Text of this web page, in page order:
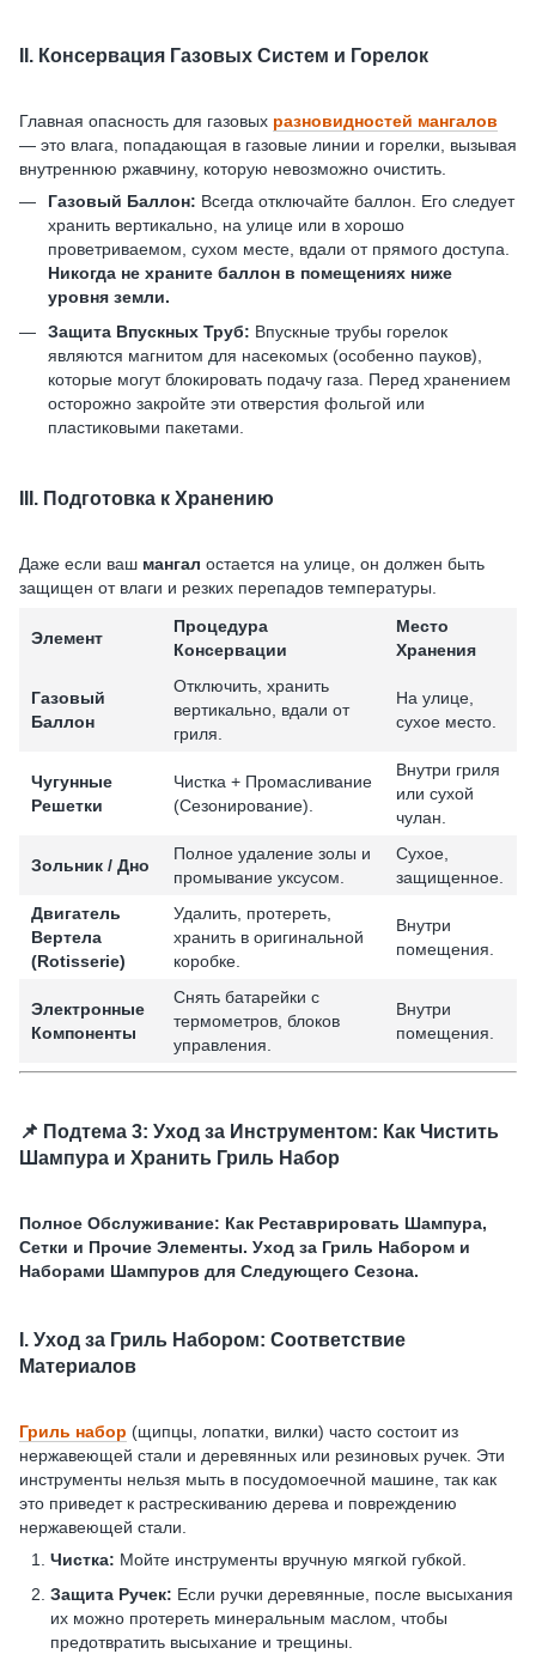
II. Консервация Газовых Систем и Горелок
Главная опасность для газовых разновидностей мангалов
— это влага, попадающая в газовые линии и горелки, вызывая
внутреннюю ржавчину, которую невозможно очистить.
Газовый Баллон: Всегда отключайте баллон. Его следует
хранить вертикально, на улице или в хорошо
проветриваемом, сухом месте, вдали от прямого доступа.
Никогда не храните баллон в помещениях ниже
уровня земли.
Защита Впускных Труб: Впускные трубы горелок
являются магнитом для насекомых (особенно пауков),
которые могут блокировать подачу газа. Перед хранением
осторожно закройте эти отверстия фольгой или
пластиковыми пакетами.
III. Подготовка к Хранению
Даже если ваш мангал остается на улице, он должен быть
защищен от влаги и резких перепадов температуры.
Элемент
Процедура
Консервации
Место
Хранения
Газовый
Баллон
Отключить, хранить
вертикально, вдали от
гриля.
На улице,
сухое место.
Чугунные
Решетки
Чистка + Промасливание
(Сезонирование).
Внутри гриля
или сухой
чулан.
Зольник / Дно
Полное удаление золы и
промывание уксусом.
Сухое,
защищенное.
Двигатель
Вертела
(Rotisserie)
Удалить, протереть,
хранить в оригинальной
коробке.
Внутри
помещения.
Электронные
Компоненты
Снять батарейки с
термометров, блоков
управления.
Внутри
помещения.
📌 Подтема 3: Уход за Инструментом: Как Чистить
Шампура и Хранить Гриль Набор
Полное Обслуживание: Как Реставрировать Шампура,
Сетки и Прочие Элементы. Уход за Гриль Набором и
Наборами Шампуров для Следующего Сезона.
I. Уход за Гриль Набором: Соответствие
Материалов
Гриль набор (щипцы, лопатки, вилки) часто состоит из
нержавеющей стали и деревянных или резиновых ручек. Эти
инструменты нельзя мыть в посудомоечной машине, так как
это приведет к растрескиванию дерева и повреждению
нержавеющей стали.
Чистка: Мойте инструменты вручную мягкой губкой.
Защита Ручек: Если ручки деревянные, после высыхания
их можно протереть минеральным маслом, чтобы
предотвратить высыхание и трещины.